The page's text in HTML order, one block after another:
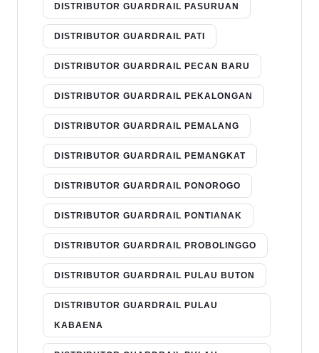
DISTRIBUTOR GUARDRAIL PASURUAN
DISTRIBUTOR GUARDRAIL PATI
DISTRIBUTOR GUARDRAIL PECAN BARU
DISTRIBUTOR GUARDRAIL PEKALONGAN
DISTRIBUTOR GUARDRAIL PEMALANG
DISTRIBUTOR GUARDRAIL PEMANGKAT
DISTRIBUTOR GUARDRAIL PONOROGO
DISTRIBUTOR GUARDRAIL PONTIANAK
DISTRIBUTOR GUARDRAIL PROBOLINGGO
DISTRIBUTOR GUARDRAIL PULAU BUTON
DISTRIBUTOR GUARDRAIL PULAU
KABAENA